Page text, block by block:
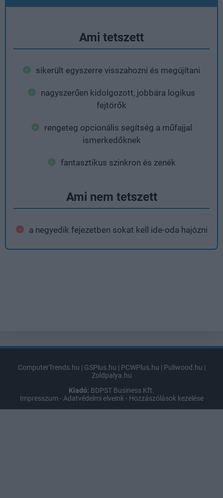
Ami tetszett
sikerült egyszerre visszahozni és megújítani
nagyszerűen kidolgozott, jobbára logikus
fejtörők
rengeteg opcionális segítség a műfajjal
ismerkedőknek
fantasztikus szinkron és zenék
Ami nem tetszett
a negyedik fejezetben sokat kell ide-oda hajózni
ComputerTrends.hu | GSPlus.hu | PCWPlus.hu | Puliwood.hu |
Zoldpalya.hu
Kiadó: BDPST Business Kft.
Impresszum - Adatvédelmi elveink - Hozzászólások kezelése